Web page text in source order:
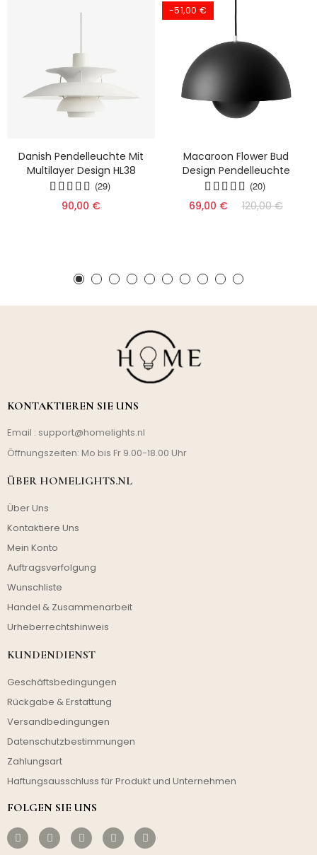
Danish Pendelleuchte Mit
Multilayer Design HL38
(29)
90,00 €
-51,00 €
Macaroon Flower Bud
Design Pendelleuchte
(20)
69,00 € 120,00 €
KONTAKTIEREN SIE UNS
Email : support@homelights.nl
Öffnungszeiten: Mo bis Fr 9.00-18.00 Uhr
ÜBER HOMELIGHTS.NL
Über Uns
Kontaktiere Uns
Mein Konto
Auftragsverfolgung
Wunschliste
Handel & Zusammenarbeit
Urheberrechtshinweis
KUNDENDIENST
Geschäftsbedingungen
Rückgabe & Erstattung
Versandbedingungen
Datenschutzbestimmungen
Zahlungsart
Haftungsausschluss für Produkt und Unternehmen
FOLGEN SIE UNS